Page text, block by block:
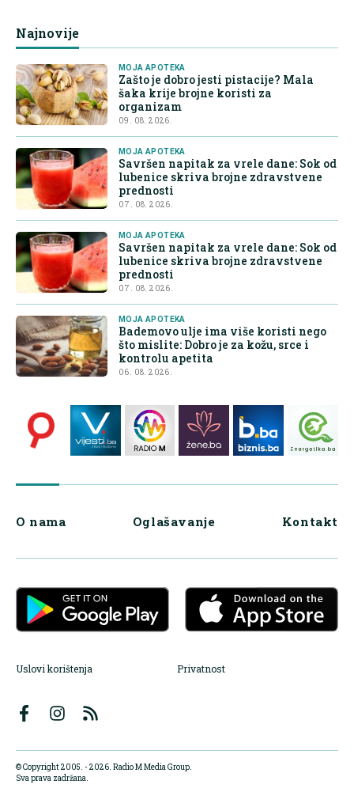
Najnovije
MOJA APOTEKA
Zašto je dobro jesti pistacije? Mala
šaka krije brojne koristi za
organizam
09. 08. 2026.
MOJA APOTEKA
Savršen napitak za vrele dane: Sok od
lubenice skriva brojne zdravstvene
prednosti
07. 08. 2026.
MOJA APOTEKA
Savršen napitak za vrele dane: Sok od
lubenice skriva brojne zdravstvene
prednosti
07. 08. 2026.
MOJA APOTEKA
Bademovo ulje ima više koristi nego
što mislite: Dobro je za kožu, srce i
kontrolu apetita
06. 08. 2026.
O nama Oglašavanje Kontakt
Uslovi korištenja Privatnost
© Copyright 2005. - 2026. Radio M Media Group.
Sva prava zadržana.